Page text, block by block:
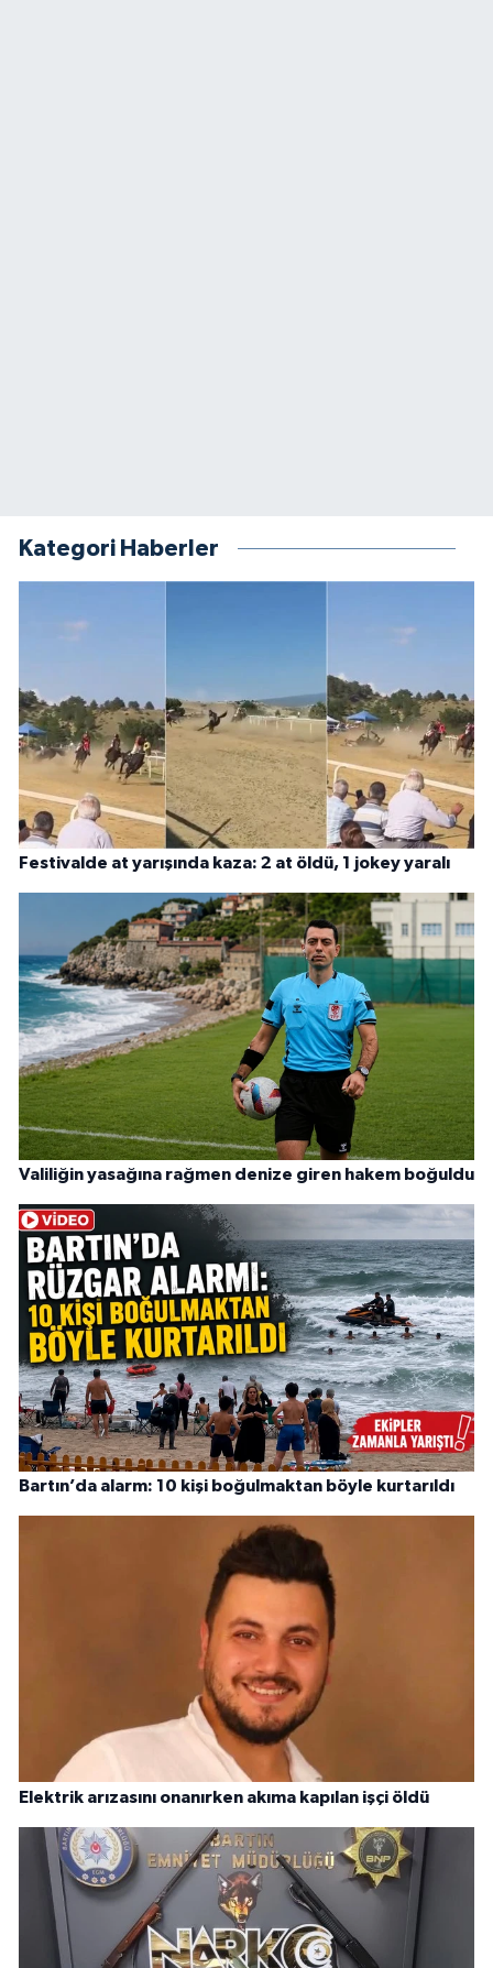
Kategori Haberler
Festivalde at yarışında kaza: 2 at öldü, 1 jokey yaralı
Valiliğin yasağına rağmen denize giren hakem boğuldu
Bartın’da alarm: 10 kişi boğulmaktan böyle kurtarıldı
Elektrik arızasını onanırken akıma kapılan işçi öldü